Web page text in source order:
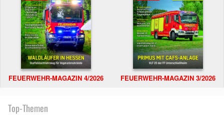
FEUERWEHR-MAGAZIN 4/2026 FEUERWEHR-MAGAZIN 3/2026
Top-Themen